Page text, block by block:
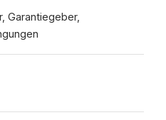
Garantiegeber,